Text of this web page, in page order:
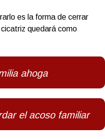
es la forma de cerrar
quedará como
ahoga
el acoso familiar